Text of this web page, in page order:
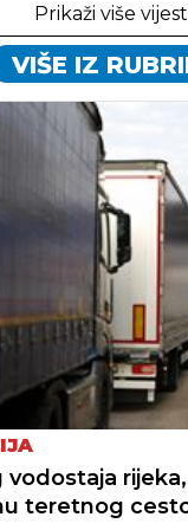
Prikaži više
VIŠE IZ
teretnog